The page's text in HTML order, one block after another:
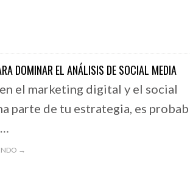
DOMINAR EL ANÁLISIS DE SOCIAL MEDIA
el marketing digital y el social
parte de tu estrategia, es
→